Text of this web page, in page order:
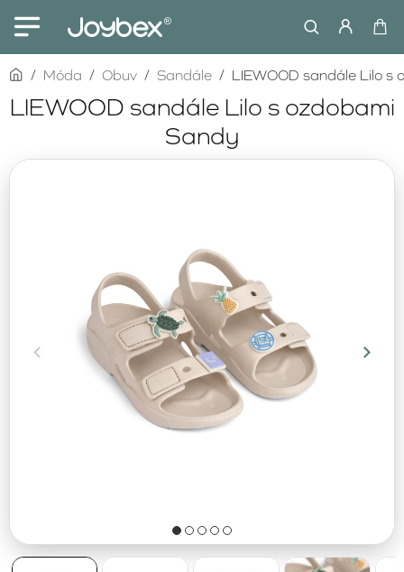
LIEWOOD sandále Lilo s ozdobami
Sandy
homeMóda Obuv Sandále LIEWOOD sandále Lilo s